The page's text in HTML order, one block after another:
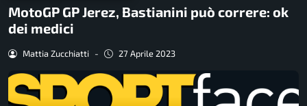
MotoGP GP Jerez, Bastianini può correre: ok
dei medici
Mattia Zucchiatti - 27 Aprile 2023